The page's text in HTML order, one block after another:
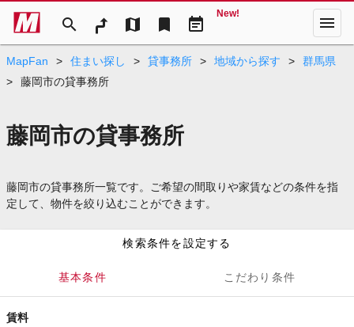
search map bookmark event_note
New! menu
MapFan > 住まい探し > 貸事務所 > 地域から探す >
群馬県
>
藤岡市の貸事務所
藤岡市の貸事務所
藤岡市の貸事務所一覧です。ご希望の間取りや家賃などの条件を指
定して、物件を絞り込むことができます。
検索条件を設定する
基本条件 こだわり条件
賃料